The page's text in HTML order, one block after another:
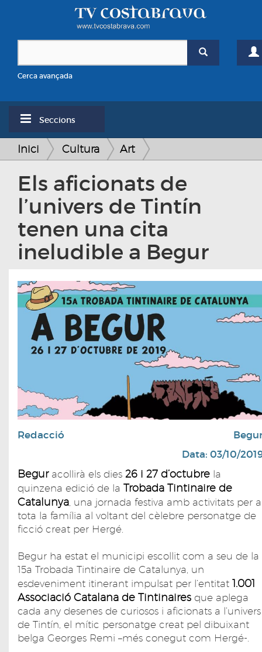
Cerca avançada
Seccions
Inici Cultura Art
Els aficionats de
l’univers de Tintín
tenen una cita
ineludible a Begur
Redacció
Data: 03/10/
Beguracollirà els dies 26 i 27 d’octubre la
quinzena edició de la Trobada Tintinaire de
Catalunya , una jornada festiva amb activitats per a
tota la família al voltant del cèlebre personatge de
ficció creat per Hergé.
Begur ha estat el municipi escollit com a seu de la
15a Trobada Tintinaire de Catalunya, un
esdeveniment itinerant impulsat per l’entitat 1.001
Associació Catalana de Tintinaires que aplega
cada any desenes de curiosos i aficionats a l’univers
de Tintín, el mític personatge creat pel dibuixant
belga Georges Remi –més conegut com Hergé-.